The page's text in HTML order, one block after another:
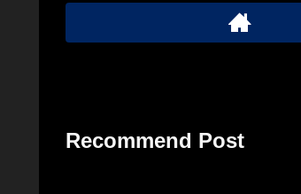
Recommend Post